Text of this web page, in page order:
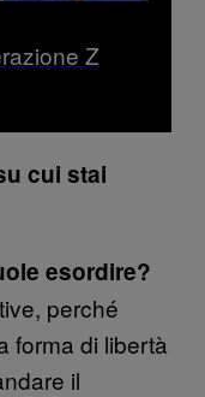
Z
cui stai
esordire?
perché
forma di libertà
il